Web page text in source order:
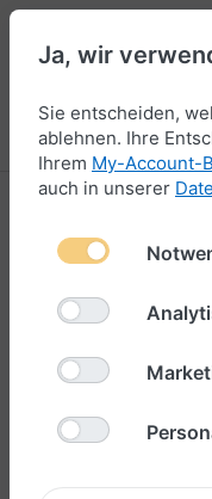
Menü Anmelden
Wickelarmband
Ihre Bewertung?
Ja, wir
Sie entscheiden,
ablehnen. Ihre
Ihrem My-Account-
auch in unserer